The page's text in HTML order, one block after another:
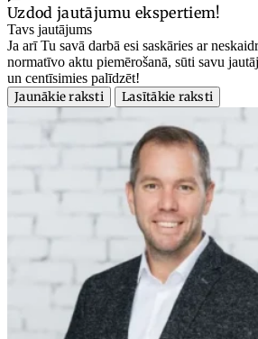
Uzdod jautājumu ekspertiem!
Tavs jautājums
Ja arī Tu savā darbā esi saskāries ar
normatīvo aktu piemērošanā, sūti savu
un centīsimies palīdzēt!
Jaunākie raksti
Lasītākie raksti